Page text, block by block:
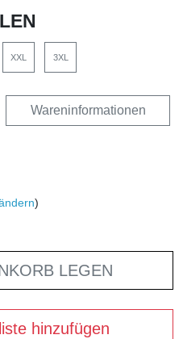
XXL 3XL
Wareninformationen
)
LEGEN
hinzufügen